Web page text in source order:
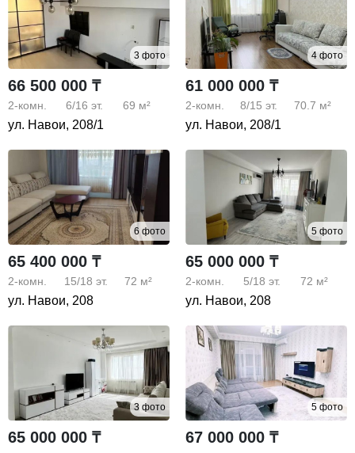
3 фото
66 500 000 ₸
2-комн. 6/16 эт. 69 м²
ул. Навои, 208/1
4 фото
61 000 000 ₸
2-комн. 8/15 эт. 70.7 м²
ул. Навои, 208/1
6 фото
65 400 000 ₸
2-комн. 15/18 эт. 72 м²
ул. Навои, 208
5 фото
65 000 000 ₸
2-комн. 5/18 эт. 72 м²
ул. Навои, 208
3 фото
65 000 000 ₸
5 фото
67 000 000 ₸